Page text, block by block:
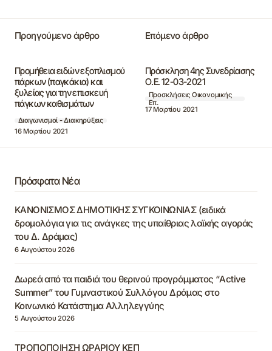
Προηγούμενο άρθρο
Προμήθεια ειδών εξοπλισμού
πάρκων (παγκάκια) και
ξυλείας για την επισκευή
πάγκων καθισμάτων
Διαγωνισμοί - Διακηρύξεις
16 Μαρτίου 2021
Επόμενο άρθρο
Πρόσκληση 4ης Συνεδρίασης
Ο.Ε. 12-03-2021
Προσκλήσεις Οικονομικής
Επ.
17 Μαρτίου 2021
Πρόσφατα Νέα
ΚΑΝΟΝΙΣΜΟΣ ΔΗΜΟΤΙΚΗΣ ΣΥΓΚΟΙΝΩΝΙΑΣ (ειδικά
δρομολόγια για τις ανάγκες της υπαίθριας λαϊκής αγοράς
του Δ. Δράμας)
6 Αυγούστου 2026
Δωρεά από τα παιδιά του θερινού προγράμματος “Active
Summer” του Γυμναστικού Συλλόγου Δράμας στο
Κοινωνικό Κατάστημα Αλληλεγγύης
5 Αυγούστου 2026
ΤΡΟΠΟΠΟΙΗΣΗ ΩΡΑΡΙΟΥ ΚΕΠ